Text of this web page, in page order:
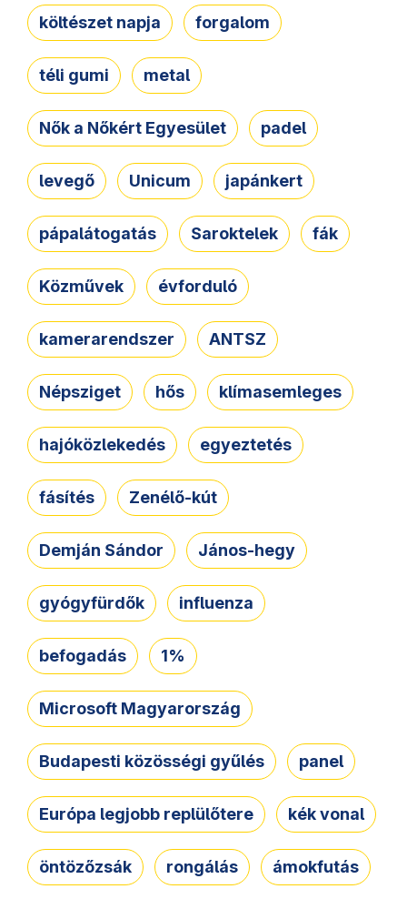
költészet napja forgalom
téli gumi metal
Nők a Nőkért Egyesület padel
levegő Unicum japánkert
pápalátogatás Saroktelek fák
Közművek évforduló
kamerarendszer ANTSZ
Népsziget hős klímasemleges
hajóközlekedés egyeztetés
fásítés Zenélő-kút
Demján Sándor János-hegy
gyógyfürdők influenza
befogadás 1%
Microsoft Magyarország
Budapesti közösségi gyűlés panel
Európa legjobb replülőtere kék vonal
öntözőzsák rongálás ámokfutás